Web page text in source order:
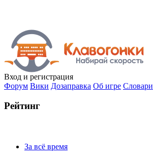
Вход и регистрация
Форум Вики Дозаправка Об игре Словари
Рейтинг
За всё время